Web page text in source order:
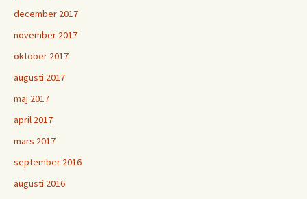
december 2017
november 2017
oktober 2017
augusti 2017
maj 2017
april 2017
mars 2017
september 2016
augusti 2016